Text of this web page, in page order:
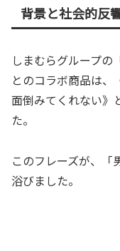
背景と社会的反
しまむらグループの
とのコラボ商品は
面倒みてくれない》
た。
このフレーズが、「
浴びました。